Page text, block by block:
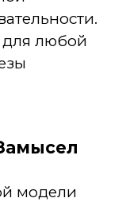
для любой
модели